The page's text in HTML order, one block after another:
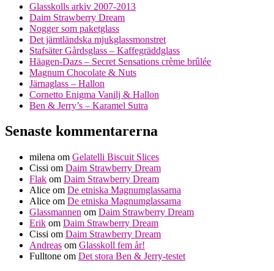
Glasskolls arkiv 2007-2013
Daim Strawberry Dream
Nogger som paketglass
Det jämtländska mjukglassmonstret
Stafsäter Gårdsglass – Kaffegräddglass
Häagen-Dazs – Secret Sensations crème brûlée
Magnum Chocolate & Nuts
Järnaglass – Hallon
Cornetto Enigma Vanilj & Hallon
Ben & Jerry’s – Karamel Sutra
Senaste kommentarerna
milena om Gelatelli Biscuit Slices
Cissi om Daim Strawberry Dream
Flak om Daim Strawberry Dream
Alice om De etniska Magnumglassarna
Alice om De etniska Magnumglassarna
Glassmannen om Daim Strawberry Dream
Erik om Daim Strawberry Dream
Cissi om Daim Strawberry Dream
Andreas om Glasskoll fem år!
Fulltone om Det stora Ben & Jerry-testet